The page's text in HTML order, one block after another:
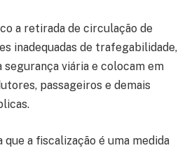
a retirada de circulação de
inadequadas de trafegabilidade,
viária e colocam em
passageiros e demais
a fiscalização é uma medida